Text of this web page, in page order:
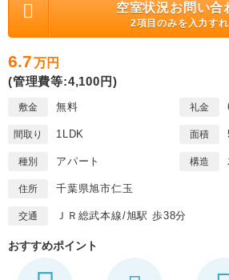
空室状況お問い合
2項目のみを入力す
6.7万円
(管理費等:4,100円)
敷金 無料 礼金
間取り 1LDK 面積
種別 アパート 構造
住所 千葉県旭市仁玉
交通 ＪＲ総武本線/旭駅 歩38分
おすすめポイント